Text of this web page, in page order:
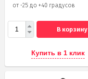
от -25 до +40 градусов
В корзину
Купить в 1 клик